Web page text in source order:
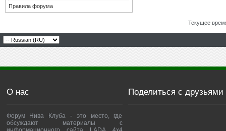
Правила форума
Текущее
О нас
Форум Нива Клуба - это место, где
обсуждают материалы с
Поделиться с друзьями